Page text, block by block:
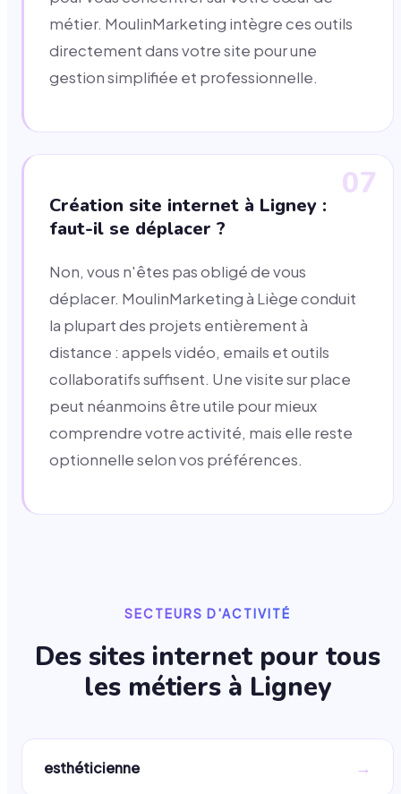
métier. MoulinMarketing intègre ces outils
directement dans votre site pour une
gestion simplifiée et professionnelle.
07
Création site internet à Ligney :
faut-il se déplacer ?
Non, vous n'êtes pas obligé de vous
déplacer. MoulinMarketing à Liège conduit
la plupart des projets entièrement à
distance : appels vidéo, emails et outils
collaboratifs suffisent. Une visite sur place
peut néanmoins être utile pour mieux
comprendre votre activité, mais elle reste
optionnelle selon vos préférences.
SECTEURS D'ACTIVITÉ
Des sites internet pour tous
les métiers à Ligney
esthéticienne →